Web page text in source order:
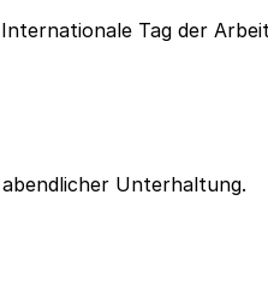
Tag der
Unterhaltung.